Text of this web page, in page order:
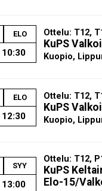
ELO
10:30
Ottelu: T12,
KuPS
Kuopio,
ELO
12:30
Ottelu: T12,
KuPS
Kuopio,
SYY
13:00
Ottelu: T12,
KuPS
Elo-15/